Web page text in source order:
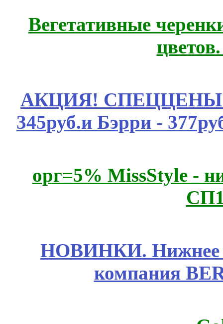
Вегетативные
АКЦИЯ! СПЕЦЦЕНЫ
345руб.и Бэрри -
орг=5% MissStyle -
НОВИНКИ. Нижнее
компания